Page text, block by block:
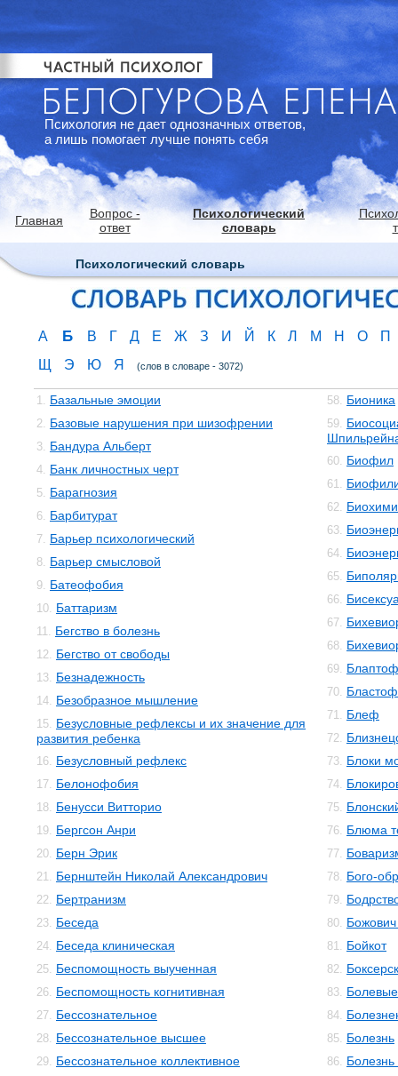
Психология не дает однозначных ответов,
а лишь помогает лучше понять себя
Главная
Вопрос -
ответ
Психологический
словарь
Психологический словарь
А Б В Г Д Е Ж З И Й К Л М Н О
П
Щ
Э Ю Я (слов в словаре - 3072)
1. Базальные эмоции
2. Базовые нарушения при шизофрении
3. Бандура Альберт
4. Банк личностных черт
5. Барагнозия
6. Барбитурат
7. Барьер психологический
8. Барьер смысловой
9. Батеофобия
10. Баттаризм
11. Бегство в болезнь
12. Бегство от свободы
13. Безнадежность
14. Безобразное мышление
15. Безусловные рефлексы и их значение для
развития ребенка
16. Безусловный рефлекс
17. Белонофобия
18. Бенусси Витторио
19. Бергсон Анри
20. Берн Эрик
21. Бернштейн Николай Александрович
22. Бертранизм
23. Беседа
24. Беседа клиническая
25. Беспомощность выученная
26. Беспомощность когнитивная
27. Бессознательное
28. Бессознательное высшее
29. Бессознательное коллективное
58. Бионика
59.
60. Биофил
61.
62.
63.
64.
65.
66.
67.
68.
69.
70.
71. Блеф
72.
73. Блоки
74.
75.
76. Блюма
77.
78. Бого-
79.
80.
81. Бойкот
82.
83.
84.
85. Болезнь
86.